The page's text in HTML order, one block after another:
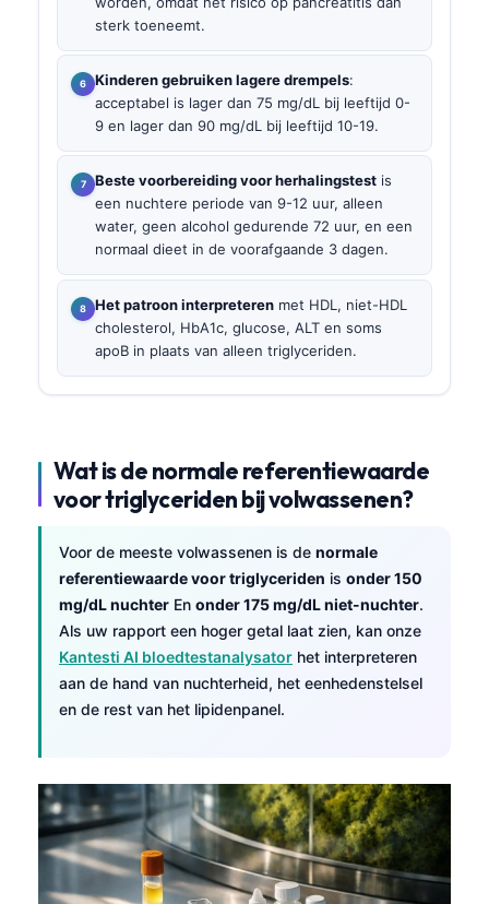
sterk toeneemt.
Kinderen gebruiken lagere drempels:
acceptabel is lager dan 75 mg/dL bij leeftijd 0-
9 en lager dan 90 mg/dL bij leeftijd 10-19.
Beste voorbereiding voor herhalingstest is
een nuchtere periode van 9-12 uur, alleen
water, geen alcohol gedurende 72 uur, en een
normaal dieet in de voorafgaande 3 dagen.
Het patroon interpreteren met HDL, niet-HDL
cholesterol, HbA1c, glucose, ALT en soms
apoB in plaats van alleen triglyceriden.
Wat is de normale referentiewaarde
voor triglyceriden bij volwassenen?
Voor de meeste volwassenen is de normale
referentiewaarde voor triglyceriden is onder 150
mg/dL nuchter En onder 175 mg/dL niet-nuchter.
Als uw rapport een hoger getal laat zien, kan onze
Kantesti AI bloedtestanalysator het interpreteren
aan de hand van nuchterheid, het eenhedenstelsel
en de rest van het lipidenpanel.